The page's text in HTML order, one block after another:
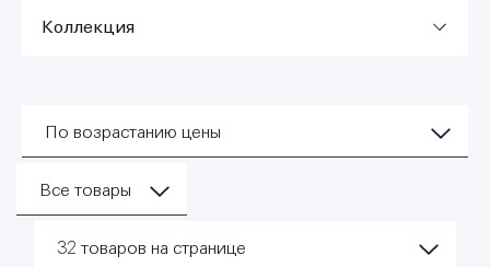
По возрастанию цены
Все товары
32 товаров на странице
Коллекция